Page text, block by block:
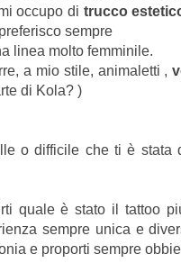
occupo di trucco
sempre
linea molto femminile.
a mio stile, animaletti ,
di Kola? )
o difficile che ti è stata
quale è stato il tattoo
sempre unica e
e proporti sempre